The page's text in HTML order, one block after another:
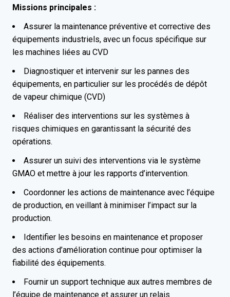
Missions principales :
Assurer la maintenance préventive et corrective des
équipements industriels, avec un focus spécifique sur
les machines liées au CVD
Diagnostiquer et intervenir sur les pannes des
équipements, en particulier sur les procédés de dépôt
de vapeur chimique (CVD)
Réaliser des interventions sur les systèmes à
risques chimiques en garantissant la sécurité des
opérations.
Assurer un suivi des interventions via le système
GMAO et mettre à jour les rapports d’intervention.
Coordonner les actions de maintenance avec l’équipe
de production, en veillant à minimiser l’impact sur la
production.
Identifier les besoins en maintenance et proposer
des actions d’amélioration continue pour optimiser la
fiabilité des équipements.
Fournir un support technique aux autres membres de
l’équipe de maintenance et assurer un relais